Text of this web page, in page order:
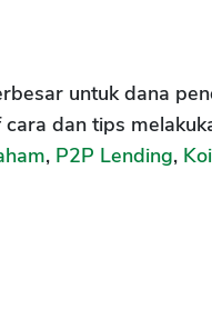
untuk dana
dan tips
, P2P Lending,